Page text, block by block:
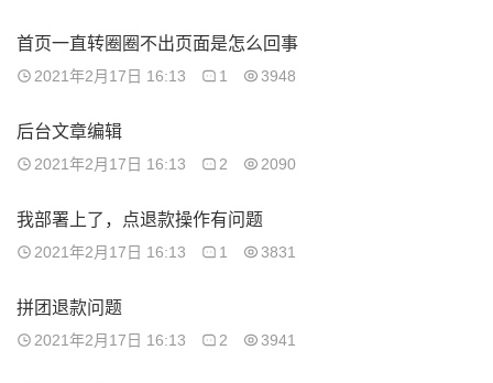
首页一直转圈圈不出页面是怎么回事
2021年2月17日 16:13 1 3948
后台文章编辑
2021年2月17日 16:13 2 2090
我部署上了，点退款操作有问题
2021年2月17日 16:13 1 3831
拼团退款问题
2021年2月17日 16:13 2 3941